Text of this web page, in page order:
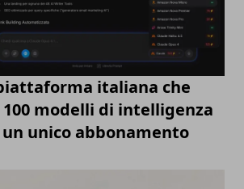
italiana che
modelli di intelligenza
unico abbonamento